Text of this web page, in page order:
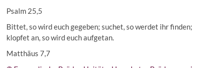
Psalm 25,5
Bittet, so wird euch gegeben; suchet, so werdet ihr finden;
klopfet an, so wird euch aufgetan.
Matthäus 7,7